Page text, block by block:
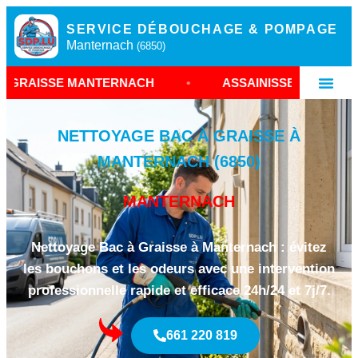
SERVICE DÉBOUCHAGE & POMPAGE
Manternach (6850)
• ASSAINISSEMENT RESTAURANT
NETTOYAGE BAC À GRAISSE À
MANTERNACH (6850)
MANTERNACH
Nettoyage Bac à Graisse à Manternach : évitez
les bouchons et les odeurs avec une intervention
professionnelle rapide et efficace 24h/24 et 7j/7.
661 220 819